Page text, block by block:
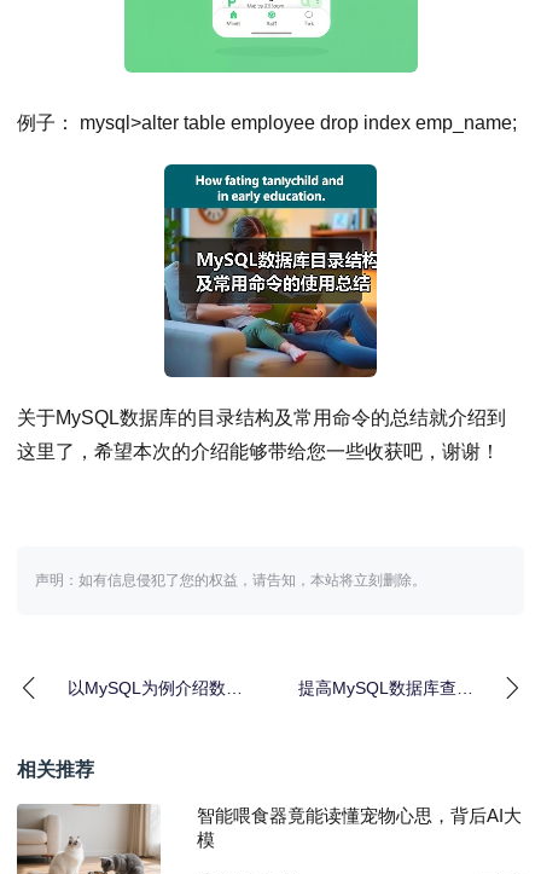
例子： mysql>alter table employee drop index emp_name;
关于MySQL数据库的目录结构及常用命令的总结就介绍到
这里了，希望本次的介绍能够带给您一些收获吧，谢谢！
声明：如有信息侵犯了您的权益，请告知，本站将立刻删除。
以MySQL为例介绍数据
提高MySQL数据库查询
相关推荐
智能喂食器竟能读懂宠物心思，背后AI大
模